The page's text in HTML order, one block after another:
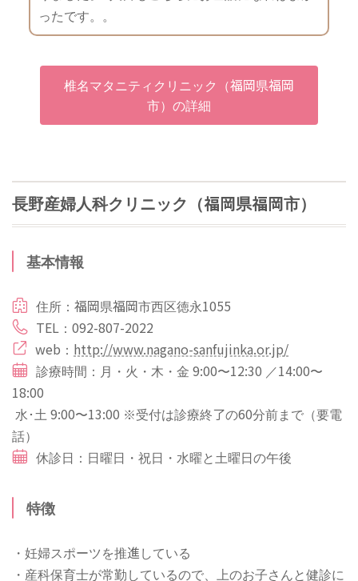
ったです。。
椎名マタニティクリニック（福岡県福岡
市）の詳細
長野産婦人科クリニック（福岡県福岡市）
基本情報
住所：福岡県福岡市西区徳永1055
TEL：092-807-2022
web： http://www.nagano-sanfujinka.or.jp/
診療時間：月・火・木・金 9:00〜12:30 ／14:00〜
18:00
水･土 9:00〜13:00 ※受付は診療終了の60分前まで（要電
話）
休診日：日曜日・祝日・水曜と土曜日の午後
特徴
・妊婦スポーツを推進している
・産科保育士が常勤しているので、上のお子さんと健診に